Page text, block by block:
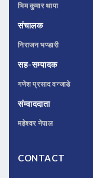
भिम कुमार थापा
संचालक
निराजन भण्डारी
सह-सम्पादक
गणेश प्रसाद वन्जाडे
संम्वाददाता
महेश्वर नेपाल
CONTACT